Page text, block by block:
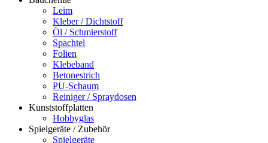
Leim
Kleber / Dichtstoff
Öl / Schmierstoff
Spachtel
Folien
Klebeband
Betonestrich
PU-Schaum
Reiniger / Spraydosen
Kunststoffplatten
Hobbyglas
Spielgeräte / Zubehör
Spielgeräte